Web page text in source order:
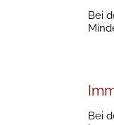
Bei
Bei